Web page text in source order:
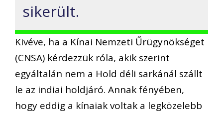
sikerült.
Kivéve, ha a Kínai Nemzeti Űrügynökséget
(CNSA) kérdezzük róla, akik szerint
egyáltalán nem a Hold déli sarkánál szállt
le az indiai holdjáró. Annak fényében,
hogy eddig a kínaiak voltak a legközelebb